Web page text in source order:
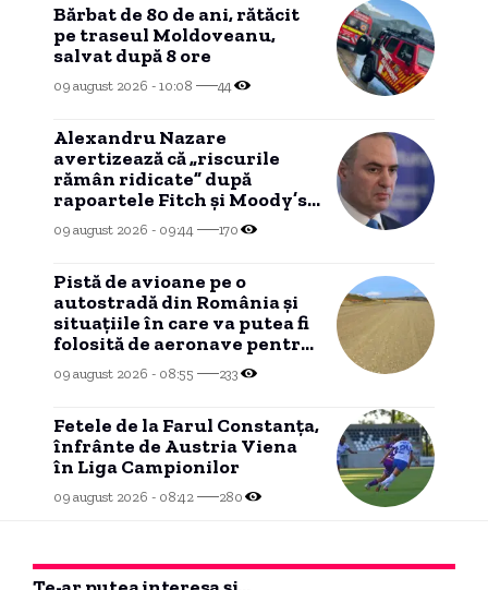
Bărbat de 80 de ani, rătăcit
pe traseul Moldoveanu,
salvat după 8 ore
09 august 2026 - 10:08 44
Alexandru Nazare
avertizează că „riscurile
rămân ridicate” după
rapoartele Fitch și Moody’s:
„Nu a fost o perioadă simplă”
09 august 2026 - 09:44 170
Pistă de avioane pe o
autostradă din România și
situațiile în care va putea fi
folosită de aeronave pentru
aterizare.
09 august 2026 - 08:55 233
Fetele de la Farul Constanța,
înfrânte de Austria Viena
în Liga Campionilor
09 august 2026 - 08:42 280